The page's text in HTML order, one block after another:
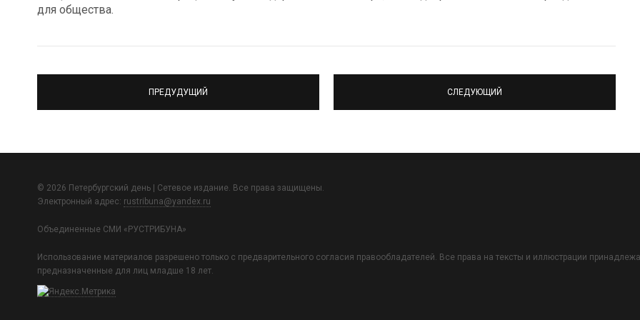
для общества.
ПРЕДУДУЩИЙ СЛЕДУЮЩИЙ
© 2026 Петербургский день | Сетевое издание. Все права защищены.
Электронный адрес: rustribuna@yandex.ru
Объединенные СМИ «РУСТРИБУНА»
Использование материалов разрешено только с предварительного согласия правообладателей. Все права на тексты и иллюстрации
предназначенные для лиц младше 18 лет.